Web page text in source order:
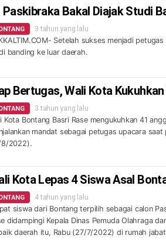
Paskibraka Bakal Diajak Studi
3 tahun yang lalu
Setelah sukses menjadi
banding ke luar daerah.
Bertugas, Wali Kota
3 tahun yang lalu
Kota Bontang Basri Rase mengukuhkan 41
mandat sebagai petugas upacara
8/2022).
Kota Lepas 4 Siswa Asal
4 tahun yang lalu
siswa dari Bontang terpilih sebagai calon
didampingi Kepala Dinas Pemuda Olahraga
daerah itu, Rabu (27/7/2022) di rumah